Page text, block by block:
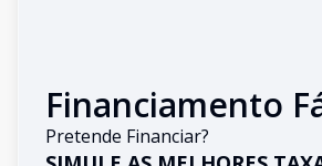
Financiamento
Pretende Financiar?